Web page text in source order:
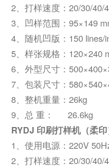
2、打样速度：20/30/40/
3、凹样范围：95×149
4、随机凹版：150 lines/
5、样张规格：120×240
6、外型尺寸：
7、包装尺寸：
8、整机重量：26kg
9、总 重： 26.6kg
RYDJ 印刷打样机（柔印
1、使用电源：220V
2、打样速度：20/30/40/